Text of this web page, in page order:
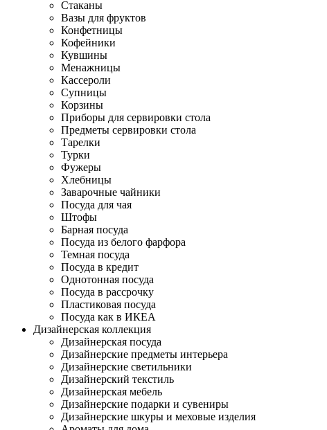
Стаканы
Вазы для фруктов
Конфетницы
Кофейники
Кувшины
Менажницы
Кассероли
Супницы
Корзины
Приборы для сервировки стола
Предметы сервировки стола
Тарелки
Турки
Фужеры
Хлебницы
Заварочные чайники
Посуда для чая
Штофы
Барная посуда
Посуда из белого фарфора
Темная посуда
Посуда в кредит
Однотонная посуда
Посуда в рассрочку
Пластиковая посуда
Посуда как в ИКЕА
Дизайнерская коллекция
Дизайнерская посуда
Дизайнерские предметы интерьера
Дизайнерские светильники
Дизайнерский текстиль
Дизайнерская мебель
Дизайнерские подарки и сувениры
Дизайнерские шкуры и меховые изделия